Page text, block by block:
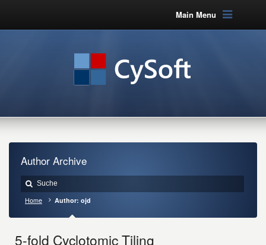
Main Menu
Author Archive
Home Author: ojd
5-fold Cyclotomic Tiling